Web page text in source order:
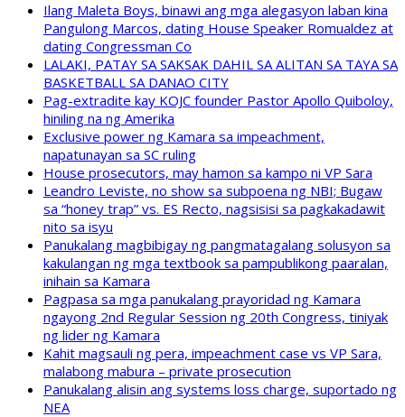
Ilang Maleta Boys, binawi ang mga alegasyon laban kina
Pangulong Marcos, dating House Speaker Romualdez at
dating Congressman Co
LALAKI, PATAY SA SAKSAK DAHIL SA ALITAN SA TAYA SA
BASKETBALL SA DANAO CITY
Pag-extradite kay KOJC founder Pastor Apollo Quiboloy,
hiniling na ng Amerika
Exclusive power ng Kamara sa impeachment,
napatunayan sa SC ruling
House prosecutors, may hamon sa kampo ni VP Sara
Leandro Leviste, no show sa subpoena ng NBI; Bugaw
sa “honey trap” vs. ES Recto, nagsisisi sa pagkakadawit
nito sa isyu
Panukalang magbibigay ng pangmatagalang solusyon sa
kakulangan ng mga textbook sa pampublikong paaralan,
inihain sa Kamara
Pagpasa sa mga panukalang prayoridad ng Kamara
ngayong 2nd Regular Session ng 20th Congress, tiniyak
ng lider ng Kamara
Kahit magsauli ng pera, impeachment case vs VP Sara,
malabong mabura – private prosecution
Panukalang alisin ang systems loss charge, suportado ng
NEA